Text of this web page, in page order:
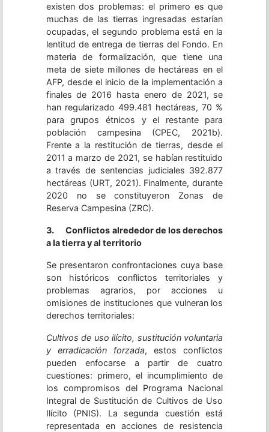
existen dos problemas: el primero es que
muchas de las tierras ingresadas estarían
ocupadas, el segundo problema está en la
lentitud de entrega de tierras del Fondo. En
materia de formalización, que tiene una
meta de siete millones de hectáreas en el
AFP, desde el inicio de la implementación a
finales de 2016 hasta enero de 2021, se
han regularizado 499.481 hectáreas, 70 %
para grupos étnicos y el restante para
población campesina (CPEC, 2021b).
Frente a la restitución de tierras, desde el
2011 a marzo de 2021, se habían restituido
a través de sentencias judiciales 392.877
hectáreas (URT, 2021). Finalmente, durante
2020 no se constituyeron Zonas de
Reserva Campesina (ZRC).
3.Conflictos alrededor de los derechos
a la tierra y al territorio
Se presentaron confrontaciones cuya base
son históricos conflictos territoriales y
problemas agrarios, por acciones u
omisiones de instituciones que vulneran los
derechos territoriales:
Cultivos de uso ilícito, sustitución voluntaria
y erradicación forzada, estos conflictos
pueden enfocarse a partir de cuatro
cuestiones: primero, el incumplimiento de
los compromisos del Programa Nacional
Integral de Sustitución de Cultivos de Uso
Ilícito (PNIS). La segunda cuestión está
representada en acciones de resistencia